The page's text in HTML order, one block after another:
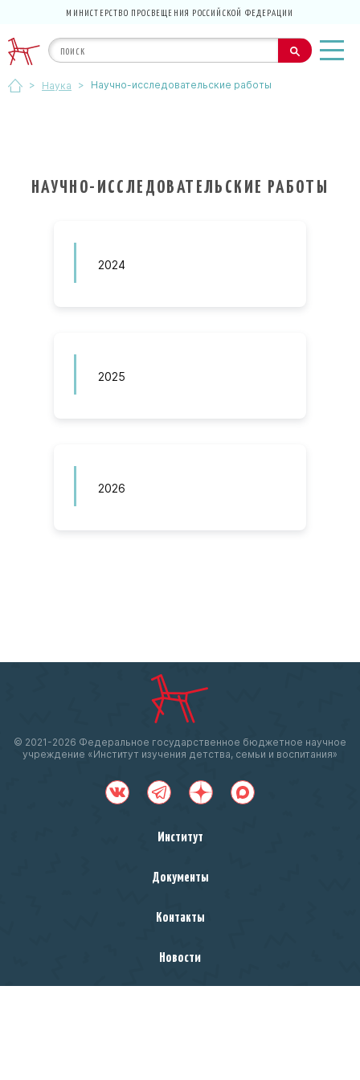
МИНИСТЕРСТВО ПРОСВЕЩЕНИЯ РОССИЙСКОЙ ФЕДЕРАЦИИ
> Наука > Научно-исследовательские работы
НАУЧНО-ИССЛЕДОВАТЕЛЬСКИЕ РАБОТЫ
2024
2025
2026
© 2021-2026 Федеральное государственное бюджетное научное
учреждение «Институт изучения детства, семьи и воспитания»
Институт
Документы
Контакты
Новости